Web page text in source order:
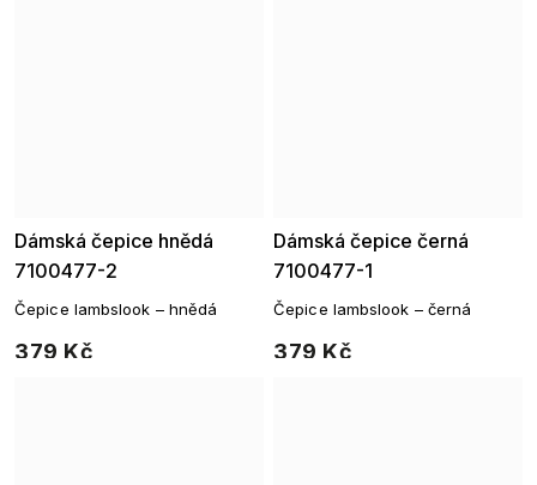
Dámská čepice hnědá
7100477-2
379 Kč
Čepice lambslook – hnědá
Dámská čepice černá
7100477-1
379 Kč
Čepice lambslook – černá